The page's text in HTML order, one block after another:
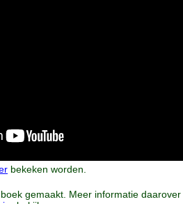
bekeken worden.
gemaakt. Meer informatie daarover